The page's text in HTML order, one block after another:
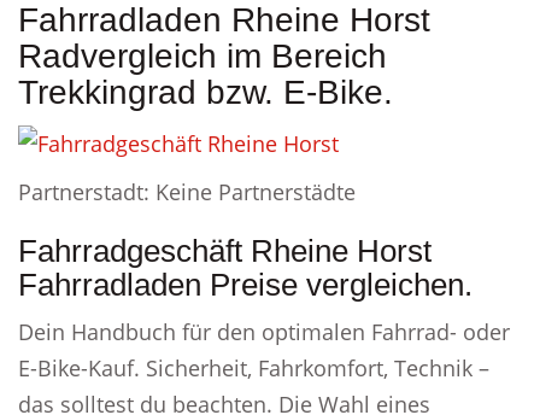
Fahrradladen Rheine Horst
Radvergleich im Bereich
Trekkingrad bzw. E-Bike.
Partnerstadt: Keine Partnerstädte
Fahrradgeschäft Rheine Horst
Fahrradladen Preise vergleichen.
Dein Handbuch für den optimalen Fahrrad- oder
E-Bike-Kauf. Sicherheit, Fahrkomfort, Technik –
das solltest du beachten. Die Wahl eines